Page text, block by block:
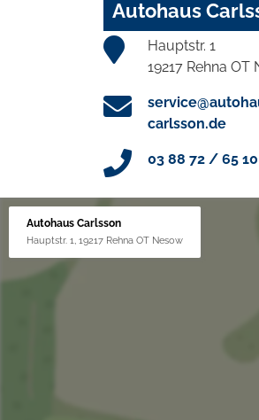
Autohaus
Hauptstr. 1
19217 Rehna OT
carlsson.de
03 88 72 / 65 10
Autohaus Carlsson
Hauptstr. 1, 19217 Rehna OT Nesow